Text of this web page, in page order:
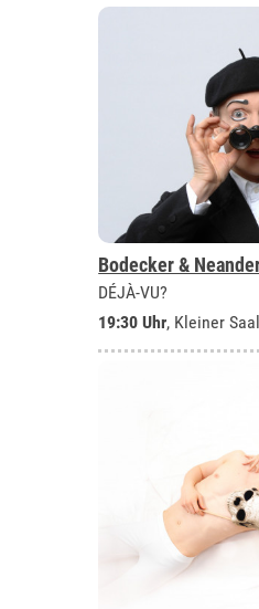
Bodecker &
DÉJÀ-VU?
19:30 Uhr, Kleiner Saal